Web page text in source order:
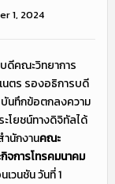
1, 2024
ดีคณะวิทยาการ
ตร รองอธิการบดี
บันทึกข้อตกลงความ
ะโยชน์ทางดิจิทัลได้
ำนักงานคณะ
จการโทรคมนาคม
วนชัน วันที่ 1